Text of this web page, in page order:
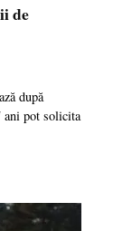
de
după
ani pot solicita